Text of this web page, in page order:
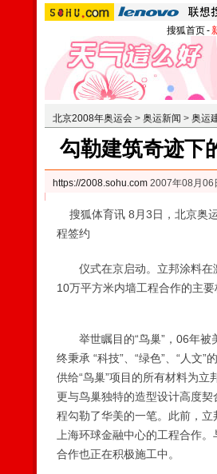
搜狐首页-
北京2008年奥运会 > 奥运新闻 > 奥运
勾勒建筑奇迹下
https://2008.sohu.com 2007年08月06
搜狐体育讯 8月3日，北京奥
程签约
仪式在京启动。立邦涂料在
10万平方米内墙工程合作的主要
举世瞩目的“鸟巢”，06年被
终秉承 “科技”、“绿色”、“人文
供给“鸟巢”项目的所有材料为
更与鸟巢独特的造型设计高度
程勾勒了华美的一笔。此前，
上海环球金融中心的工程合作
合作也正在积极施工中。